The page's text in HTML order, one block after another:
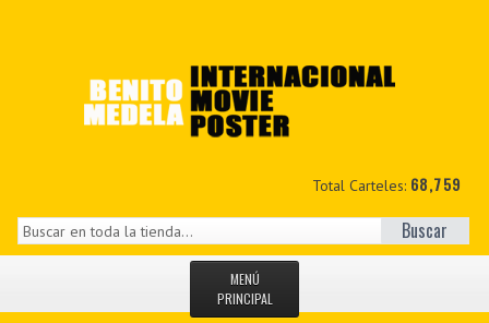
Total Carteles: 68,759
Buscar
MENÚ
PRINCIPAL